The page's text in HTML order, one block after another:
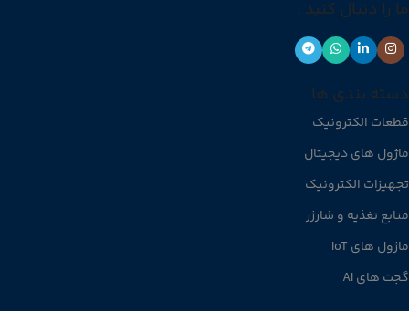
ما را دنبال کنید :
دسته بندی ها
قطعات الکترونیک
ماژول های دیجیتال
تجهیزات الکترونیک
منابع تغذیه و شارژر
ماژول های IoT
گجت های AI